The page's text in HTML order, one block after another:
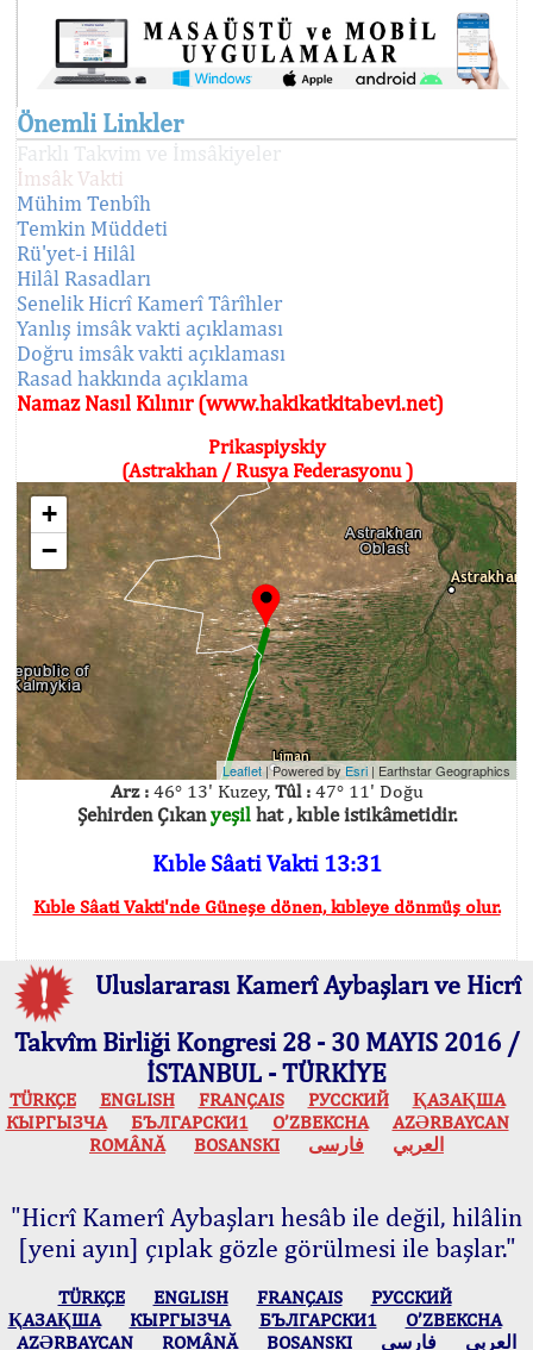
Önemli Linkler
Farklı Takvim ve İmsâkiyeler
İmsâk Vakti
Mühim Tenbîh
Temkin Müddeti
Rü'yet-i Hilâl
Hilâl Rasadları
Senelik Hicrî Kamerî Târîhler
Yanlış imsâk vakti açıklaması
Doğru imsâk vakti açıklaması
Rasad hakkında açıklama
Namaz Nasıl Kılınır (www.hakikatkitabevi.net)
Prikaspiyskiy
(Astrakhan / Rusya Federasyonu )
+
−
Leaflet| Powered byEsri | Earthstar Geographics
Arz :46° 13' Kuzey, Tûl :47° 11' Doğu
Şehirden Çıkanyeşilhat , kıble istikâmetidir.
Kıble Sâati Vakti 13:31
Kıble Sâati Vakti'nde Güneşe dönen, kıbleye dönmüş olur.
Uluslararası Kamerî Aybaşları ve Hicrî
Takvîm Birliği Kongresi 28 - 30 MAYIS 2016 /
İSTANBUL - TÜRKİYE
TÜRKÇE ENGLISH FRANÇAIS РУССКИЙ
ҚАЗАҚША
КЫPГЫЗЧA
БЪЛГАРСКИ1 O’ZBEKCHA
AZӘRBAYCAN
ROMÂNĂ
BOSANSKI العربي فارسی
"Hicrî Kamerî Aybaşları hesâb ile değil, hilâlin
[yeni ayın] çıplak gözle görülmesi ile başlar."
TÜRKÇE ENGLISH FRANÇAIS
РУССКИЙ
ҚАЗАҚША
КЫPГЫЗЧA БЪЛГАРСКИ1
O’ZBEKCHA
AZӘRBAYCAN
ROMÂNĂ BOSANSKI العربي فارسی